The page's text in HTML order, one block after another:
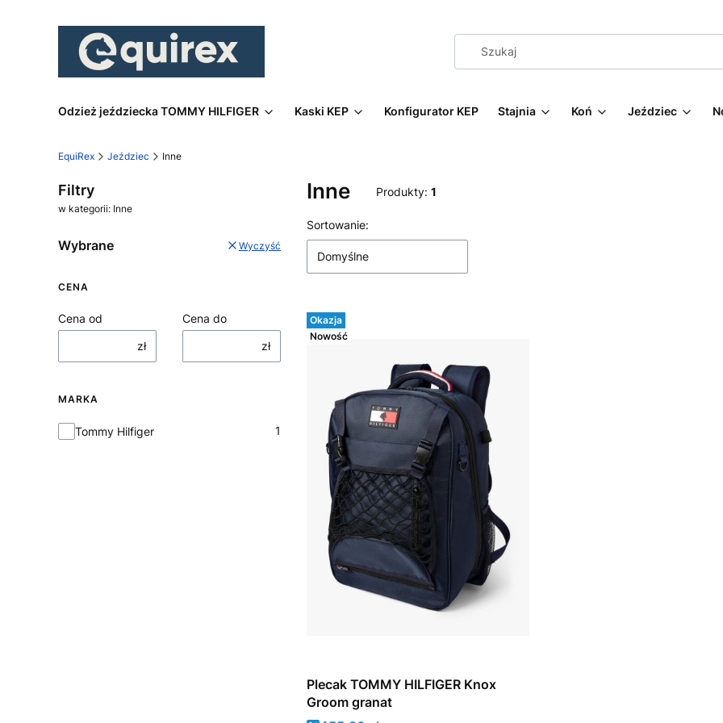
Odzież jeździecka TOMMY HILFIGER Kaski KEP Konfigurator KEP Stajnia Koń Jeździec
EquiRex Jeździec Inne
Filtry
w kategorii: Inne
Wybrane Wyczyść
CENA
Cena od
zł
Cena do
zł
MARKA
Marka
Tommy Hilfiger 1
Inne Produkty: 1
Lista produktów
Sortowanie:
Domyślne
Okazja
Nowość
Plecak TOMMY HILFIGER Knox
Groom granat